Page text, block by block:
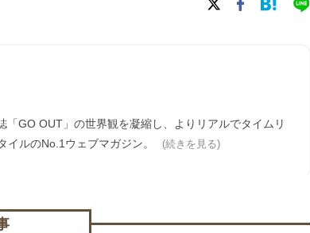
「GO OUT」の世界観を凝縮し、よりリアルでタイムリ
イルのNo.1ウェブマガジン。
(続きを見る)